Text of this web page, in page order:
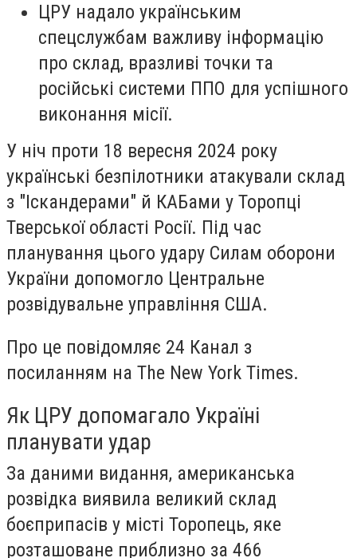
ЦРУ надало українським
спецслужбам важливу інформацію
про склад, вразливі точки та
російські системи ППО для успішного
виконання місії.
У ніч проти 18 вересня 2024 року
українські безпілотники атакували склад
з "Іскандерами" й КАБами у Торопці
Тверської області Росії. Під час
планування цього удару Силам оборони
України допомогло Центральне
розвідувальне управління США.
Про це повідомляє 24 Канал з
посиланням на The New York Times.
Як ЦРУ допомагало Україні
планувати удар
За даними видання, американська
розвідка виявила великий склад
боєприпасів у місті Торопець, яке
розташоване приблизно за 466